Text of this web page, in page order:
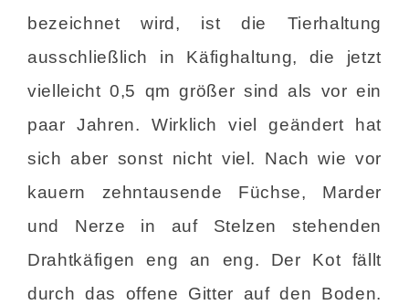
bezeichnet wird, ist die Tierhaltung
ausschließlich in Käfighaltung, die jetzt
vielleicht 0,5 qm größer sind als vor ein
paar Jahren. Wirklich viel geändert hat
sich aber sonst nicht viel. Nach wie vor
kauern zehntausende Füchse, Marder
und Nerze in auf Stelzen stehenden
Drahtkäfigen eng an eng. Der Kot fällt
durch das offene Gitter auf den Boden.